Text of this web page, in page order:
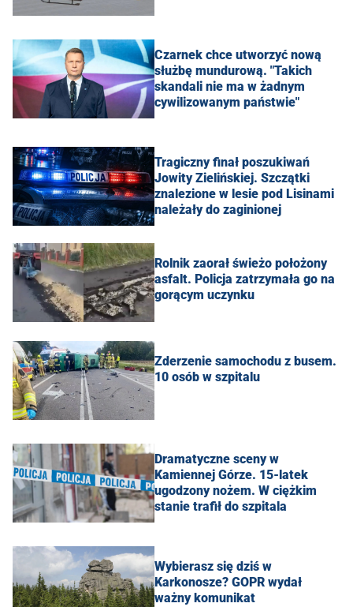
Czarnek chce utworzyć nową
służbę mundurową. "Takich
skandali nie ma w żadnym
cywilizowanym państwie"
Tragiczny finał poszukiwań
Jowity Zielińskiej. Szczątki
znalezione w lesie pod Lisinami
należały do zaginionej
Rolnik zaorał świeżo położony
asfalt. Policja zatrzymała go na
gorącym uczynku
Zderzenie samochodu z busem.
10 osób w szpitalu
Dramatyczne sceny w
Kamiennej Górze. 15-latek
ugodzony nożem. W ciężkim
stanie trafił do szpitala
Wybierasz się dziś w
Karkonosze? GOPR wydał
ważny komunikat